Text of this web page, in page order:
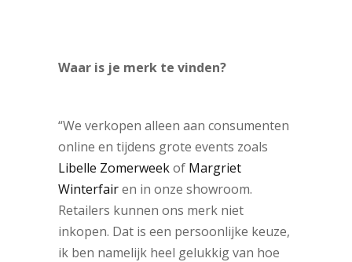
Waar is je merk te vinden?
“We verkopen alleen aan consumenten
online en tijdens grote events zoals
Libelle Zomerweekof Margriet
Winterfairen in onze showroom.
Retailers kunnen ons merk niet
inkopen. Dat is een persoonlijke keuze,
ik ben namelijk heel gelukkig van hoe